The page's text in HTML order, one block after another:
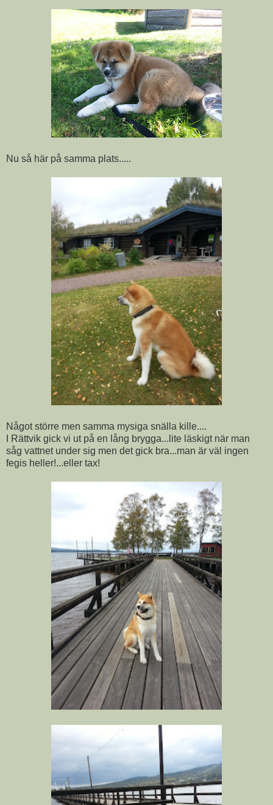
Nu så här på samma plats.....
Något större men samma mysiga snälla kille....
I Rättvik gick vi ut på en lång brygga...lite läskigt när man
såg vattnet under sig men det gick bra...man är väl ingen
fegis heller!...eller tax!